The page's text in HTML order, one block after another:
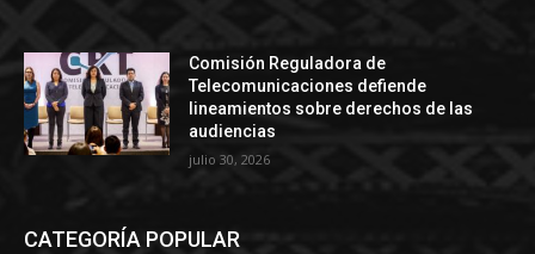
Comisión Reguladora de
Telecomunicaciones defiende
lineamientos sobre derechos de las
audiencias
julio 30, 2026
CATEGORÍA POPULAR